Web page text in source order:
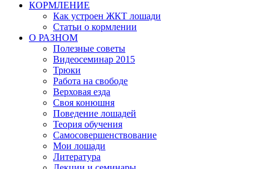
КОРМЛЕНИЕ
Как устроен ЖКТ лошади
Статьи о кормлении
О РАЗНОМ
Полезные советы
Видеосеминар 2015
Трюки
Работа на свободе
Верховая езда
Своя конюшня
Поведение лошадей
Теория обучения
Самосовершенствование
Мои лошади
Литература